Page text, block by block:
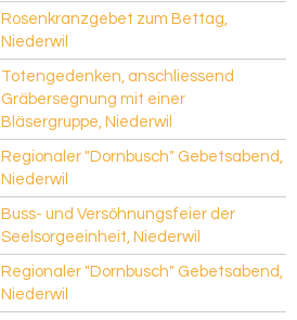
Rosenkranzgebet zum Bettag,
Niederwil
Totengedenken, anschliessend
Gräbersegnung mit einer
Bläsergruppe, Niederwil
Regionaler "Dornbusch" Gebetsabend,
Niederwil
Buss- und Versöhnungsfeier der
Seelsorgeeinheit, Niederwil
Regionaler "Dornbusch" Gebetsabend,
Niederwil